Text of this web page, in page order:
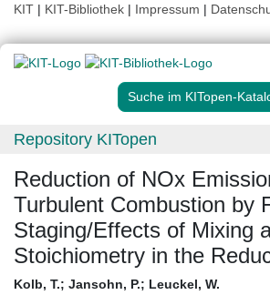
KIT | KIT-Bibliothek | Impressum |
Suche im KITopen-
Repository KITopen
Reduction of NOx
Turbulent Combustion by
Staging/Effects of Mixing
Stoichiometry in the
Kolb, T.; Jansohn, P.; Leuckel, W.